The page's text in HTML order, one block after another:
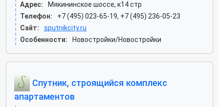
Адрес:
Мякининское шоссе, к14 стр
Телефон:
+7 (495) 023-65-19, +7 (495) 236-05-23
Сайт:
sputnikcity.ru
Особенности:
Новостройки/Новостройки
Спутник, строящийся комплекс
апартаментов